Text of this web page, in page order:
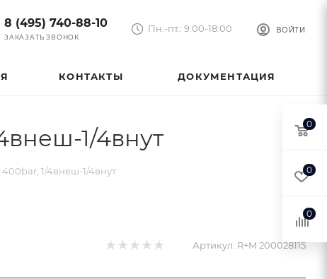
ВОЙТИ
8 (495) 740-88-10
ЗАКАЗАТЬ ЗВОНОК
Пн.-пт.: 9:00-18:00
КОНТАКТЫ ДОКУМЕНТАЦИЯ
1/4внут
400bar, 1/4внеш-1/4внут
Артикул: R+M 200028115
0
0
0